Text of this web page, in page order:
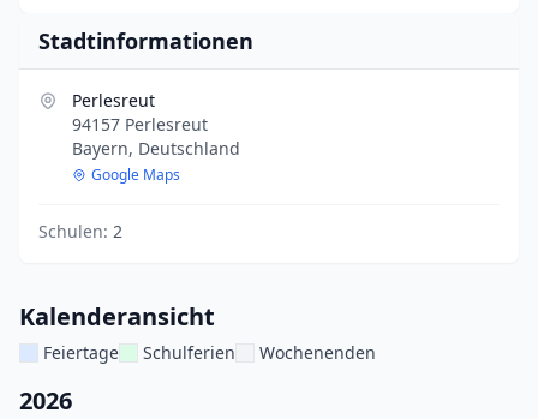
Stadtinformationen
Perlesreut
94157 Perlesreut
Bayern, Deutschland
Google Maps
Schulen: 2
Kalenderansicht
Feiertage Schulferien Wochenenden
2026